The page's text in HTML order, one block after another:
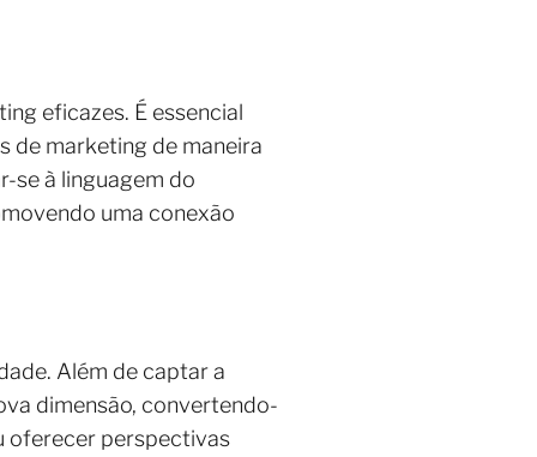
eficazes. É essencial
de marketing de maneira
se à linguagem do
uma conexão
Além de captar a
dimensão, convertendo-
oferecer perspectivas